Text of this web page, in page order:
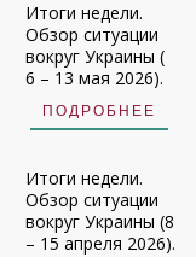
Итоги недели.
Обзор ситуации
вокруг Украины (
6 – 13 мая 2026).
ПОДРОБНЕЕ
Итоги недели.
Обзор ситуации
вокруг Украины (8
– 15 апреля 2026).